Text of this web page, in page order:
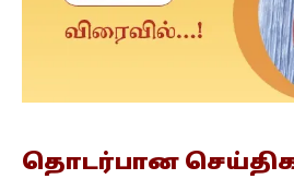
தொடர்பான